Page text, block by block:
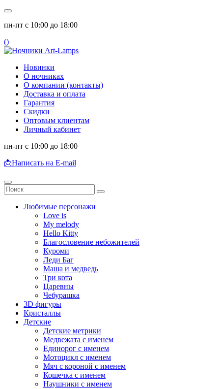
пн-пт с 10:00 до 18:00
()
Новинки
О ночниках
О компании (контакты)
Доставка и оплата
Гарантия
Скидки
Оптовым клиентам
Личный кабинет
пн-пт с 10:00 до 18:00
📩Написать на E-mail
Любимые персонажи
Love is
My melody
Hello Kitty
Благословение небожителей
Куроми
Леди Баг
Маша и медведь
Три кота
Царевны
Чебурашка
3D фигуры
Кристаллы
Детские
Детские метрики
Медвежата с именем
Единорог с именем
Мотоцикл с именем
Мяч с короной с именем
Кошечка с именем
Наушники с именем